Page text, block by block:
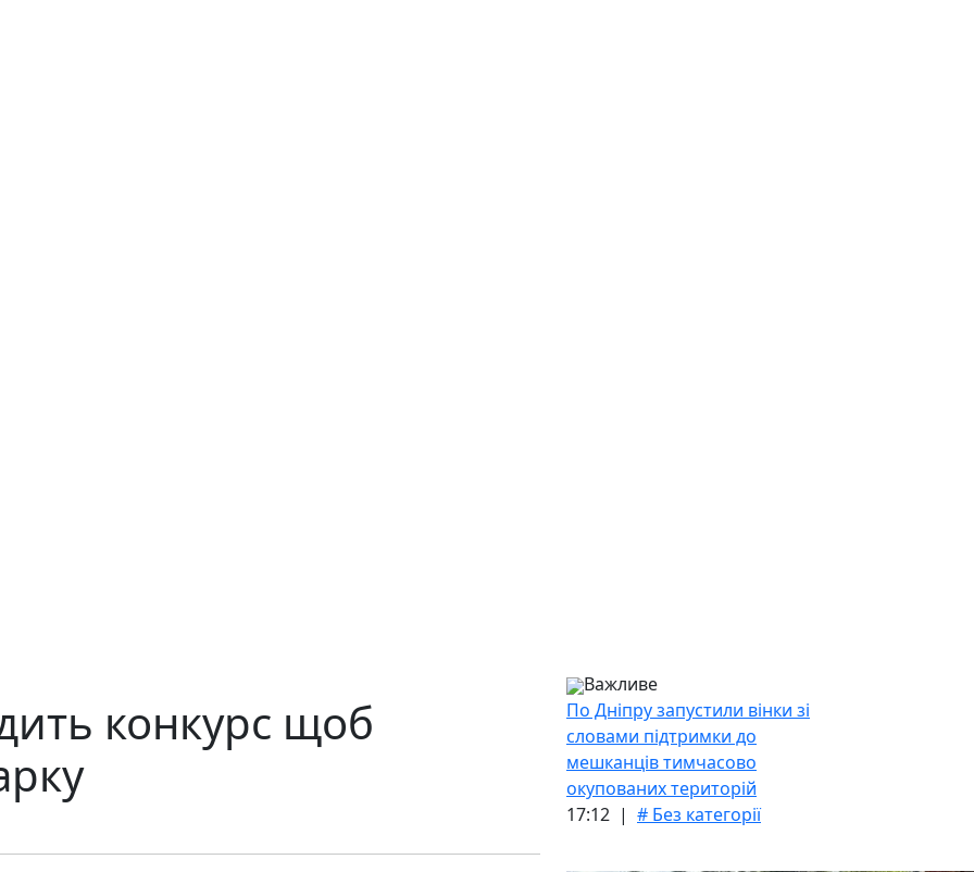
конкурс щоб
Важливе
По Дніпру запустили вінки зі
словами підтримки до
мешканців тимчасово
окупованих територій
17:12 | # Без категорії